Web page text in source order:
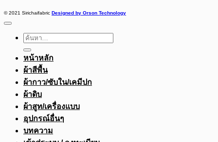
© 2021 Sirichaifabric Designed by Orson Technology
ค้นหา:
หน้าหลัก
ผ้าสีพื้น
ผ้ากาว/ซับใน/เคมีปก
ผ้าดิบ
ผ้าสูท/เครื่องแบบ
อุปกรณ์อื่นๆ
บทความ